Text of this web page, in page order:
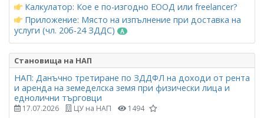
Калкулатор: Кое е по-изгодно ЕООД или freelancer?
Приложение: Място на изпълнение при доставка на
услуги (чл. 20б-24 ЗДДС)
Становища на НАП
НАП: Данъчно третиране по ЗДДФЛ на доходи от рента
и аренда на земеделска земя при физически лица и
еднолични търговци
17.07.2026 ЦУ на НАП 1494